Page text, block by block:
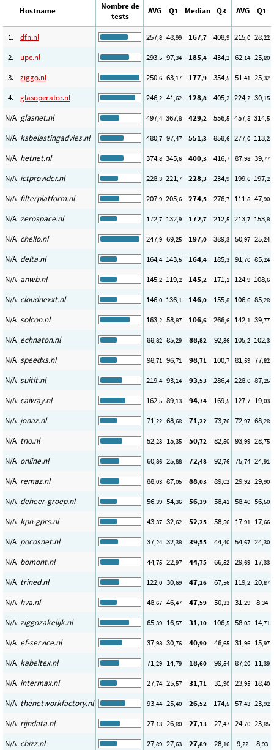
Hostname
Nombre de
tests
AVG Q1 Median Q3 AVG Q1
1. dfn.nl 257,8 48,99 167,7 408,9 215,0 28,22
2. upc.nl 293,5 97,34 185,4 434,2 62,14 25,80
3. ziggo.nl 250,6 63,17 177,9 354,5 51,41 25,32
4. glasoperator.nl 246,2 41,62 128,8 405,2 224,2 30,15
N/A glasnet.nl 497,4 367,8 429,2 556,5 457,8 314,5
N/A ksbelastingadvies.nl 480,7 97,47 551,3 858,6 277,0 113,2
N/A hetnet.nl 374,8 345,6 400,3 416,7 87,98 39,77
N/A ictprovider.nl 228,3 221,7 228,3 234,9 199,6 197,2
N/A filterplatform.nl 207,9 205,6 274,5 276,7 111,8 47,90
N/A zerospace.nl 172,7 132,9 172,7 212,5 213,7 153,8
N/A chello.nl 247,9 69,25 197,0 389,3 50,97 25,24
N/A delta.nl 164,4 143,5 164,4 185,3 91,70 85,24
N/A anwb.nl 145,2 119,2 145,2 171,1 124,9 108,6
N/A cloudnexxt.nl 146,0 136,1 146,0 155,8 106,6 85,28
N/A solcon.nl 163,2 58,87 106,6 266,6 142,1 39,77
N/A echnaton.nl 88,82 85,29 88,82 92,36 105,2 102,3
N/A speedxs.nl 98,71 96,71 98,71 100,7 81,59 77,82
N/A suitit.nl 219,4 93,14 93,53 286,4 228,0 87,25
N/A caiway.nl 162,5 89,13 94,74 169,5 127,7 19,03
N/A jonaz.nl 71,22 68,68 71,22 73,76 72,97 68,28
N/A tno.nl 52,23 15,35 50,72 82,50 93,99 28,75
N/A online.nl 60,86 25,88 72,48 92,76 75,74 24,91
N/A remaz.nl 88,03 87,05 88,03 89,02 29,92 29,90
N/A deheer-groep.nl 56,39 54,36 56,39 58,41 58,40 56,50
N/A kpn-gprs.nl 43,37 32,62 52,25 58,56 17,91 17,66
N/A pocosnet.nl 37,24 32,38 39,55 44,40 54,67 24,30
N/A bomont.nl 44,75 22,97 44,75 66,52 29,69 17,33
N/A trined.nl 122,0 30,69 47,26 67,56 119,2 20,87
N/A hva.nl 48,67 46,47 47,59 50,33 31,29 8,34
N/A ziggozakelijk.nl 65,39 16,57 31,10 106,5 58,05 14,71
N/A ef-service.nl 37,98 30,76 40,90 46,65 31,96 15,97
N/A kabeltex.nl 71,29 14,79 18,60 99,54 87,20 11,39
N/A intermax.nl 27,74 25,57 31,71 31,90 23,95 18,40
N/A thenetworkfactory.nl 93,44 25,40 26,52 174,5 57,43 23,92
N/A rijndata.nl 27,13 26,80 27,13 27,47 24,70 23,85
N/A cbizz.nl 27,89 27,63 27,89 28,16 9,22 8,93